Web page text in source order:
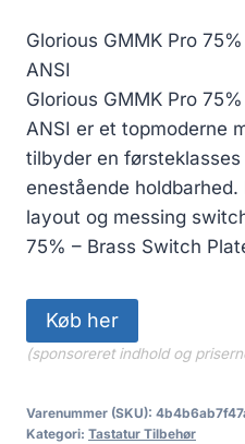
was:
549.00
Glorious GMMK Pro
ANSI
Glorious GMMK Pro
ANSI er et topmoderne
tilbyder en
enestående
layout og messing
75% – Brass Switch
Køb her
(sponsoreret indhold og
Varenummer (SKU):
Kategori: Tastatur Tilbehør